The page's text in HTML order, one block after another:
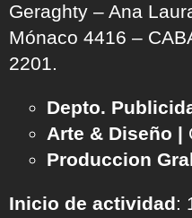
Geraghty – Ana
Mónaco 4416 –
2201.
Depto.
Arte & Diseño |
Produccion
Inicio de actividad: